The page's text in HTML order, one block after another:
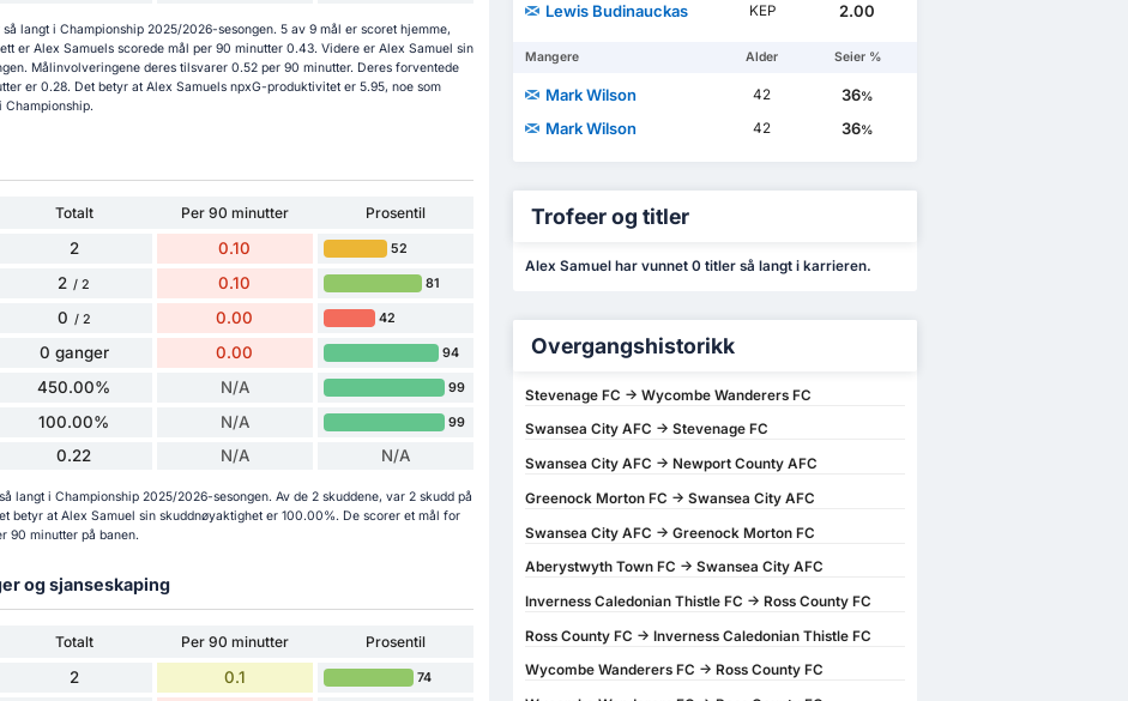
langt i Championship 2025/2026-sesongen. 5 av 9 mål er scoret hjemme,
er Alex Samuels scorede mål per 90 minutter 0.43. Videre er Alex Samuel sin
Målinvolveringene deres tilsvarer 0.52 per 90 minutter. Deres forventede
er 0.28. Det betyr at Alex Samuels npxG-produktivitet er 5.95, noe som
Championship.
Totalt Per 90 minutter
Prosentil
2 0.10 52
2 / 2 0.10 81
0 / 2 0.00 42
0 ganger 0.00 94
450.00% N/A 99
100.00% N/A 99
0.22 N/A N/A
langt i Championship 2025/2026-sesongen. Av de 2 skuddene, var 2 skudd på
betyr at Alex Samuel sin skuddnøyaktighet er 100.00%. De scorer et mål for
90 minutter på banen.
og sjanseskaping
Totalt Per 90 minutter
Prosentil
2 0.1 74
Lewis Budinauckas
KEP 2.00
Mangere Alder Seier %
Mark Wilson 42 36%
Mark Wilson 42 36%
Trofeer og titler
Alex Samuel har vunnet 0 titler så langt i karrieren.
Overgangshistorikk
Stevenage FC -> Wycombe Wanderers FC
Swansea City AFC -> Stevenage FC
Swansea City AFC -> Newport County AFC
Greenock Morton FC -> Swansea City AFC
Swansea City AFC -> Greenock Morton FC
Aberystwyth Town FC -> Swansea City AFC
Inverness Caledonian Thistle FC -> Ross County FC
Ross County FC -> Inverness Caledonian Thistle FC
Wycombe Wanderers FC -> Ross County FC